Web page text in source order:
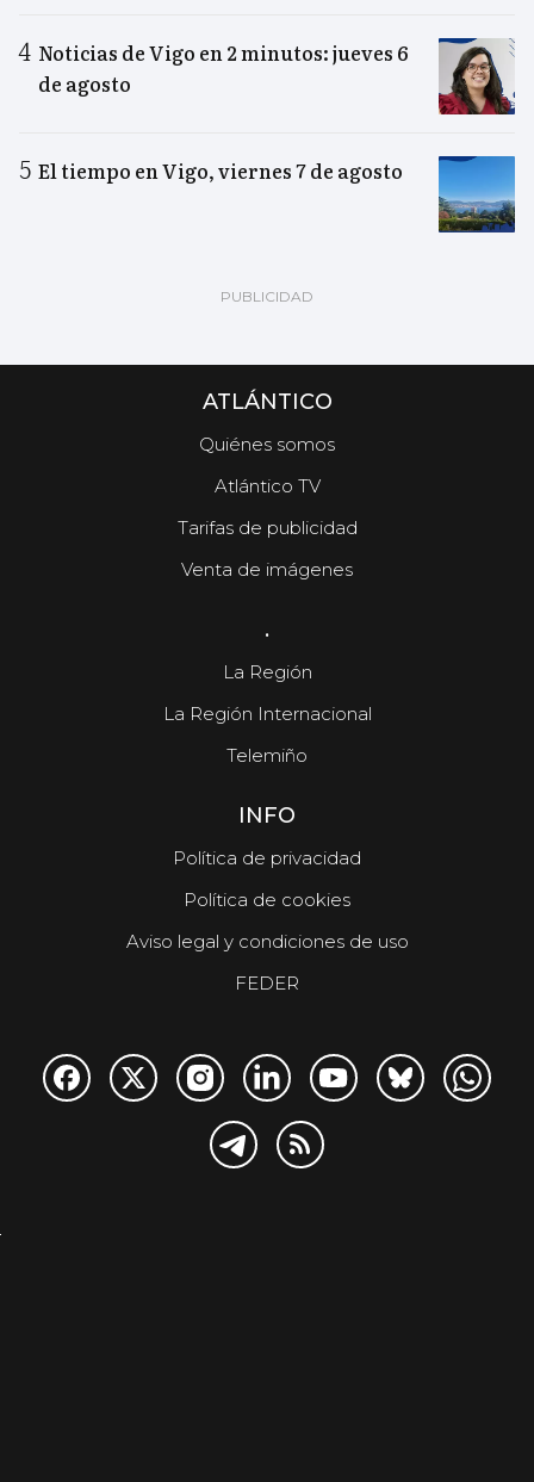
Noticias de Vigo en 2 minutos: jueves 6
de agosto
El tiempo en Vigo, viernes 7 de agosto
ATLÁNTICO
Quiénes somos
Atlántico TV
Tarifas de publicidad
Venta de imágenes
.
La Región
La Región Internacional
Telemiño
INFO
Política de privacidad
Política de cookies
Aviso legal y condiciones de uso
FEDER